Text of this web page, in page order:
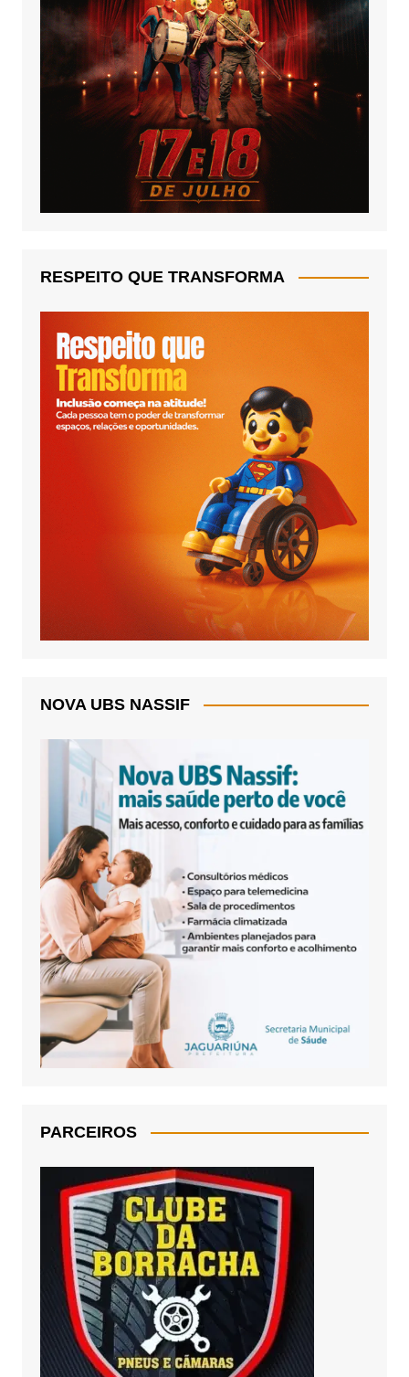
RESPEITO QUE TRANSFORMA
NOVA UBS NASSIF
PARCEIROS